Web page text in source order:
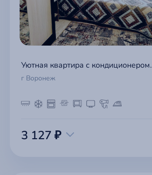
Уютная квартира с кондиционером.
г Воронеж
3 127 ₽